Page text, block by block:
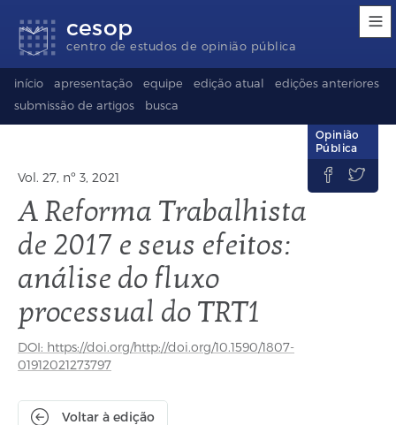
acessibilidade
para
conteúdo
para
rodapé
idioma
(Language
selection)
cesop
centro de estudos de opinião pública
início apresentação equipe edição atual
edições anteriores
submissão de artigos
busca
Vol. 27, nº 3, 2021
A Reforma Trabalhista
de 2017 e seus efeitos:
análise do fluxo
processual do TRT1
DOI: https://doi.org/http://doi.org/10.1590/1807-
01912021273797
Voltar à edição
Opinião
Pública
 